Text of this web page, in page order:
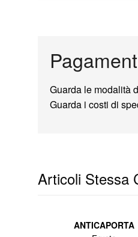
Guarda le modalità
Guarda i costi di
Articoli Stessa
ANTICAPORTA